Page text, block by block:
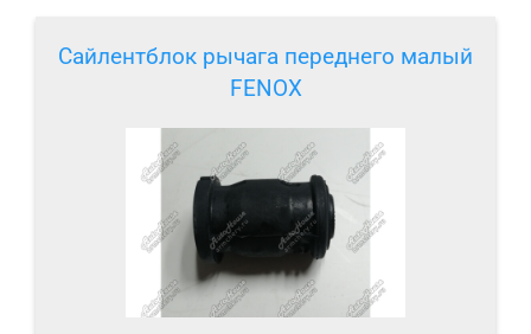
Сайлентблок рычага переднего малый
FENOX